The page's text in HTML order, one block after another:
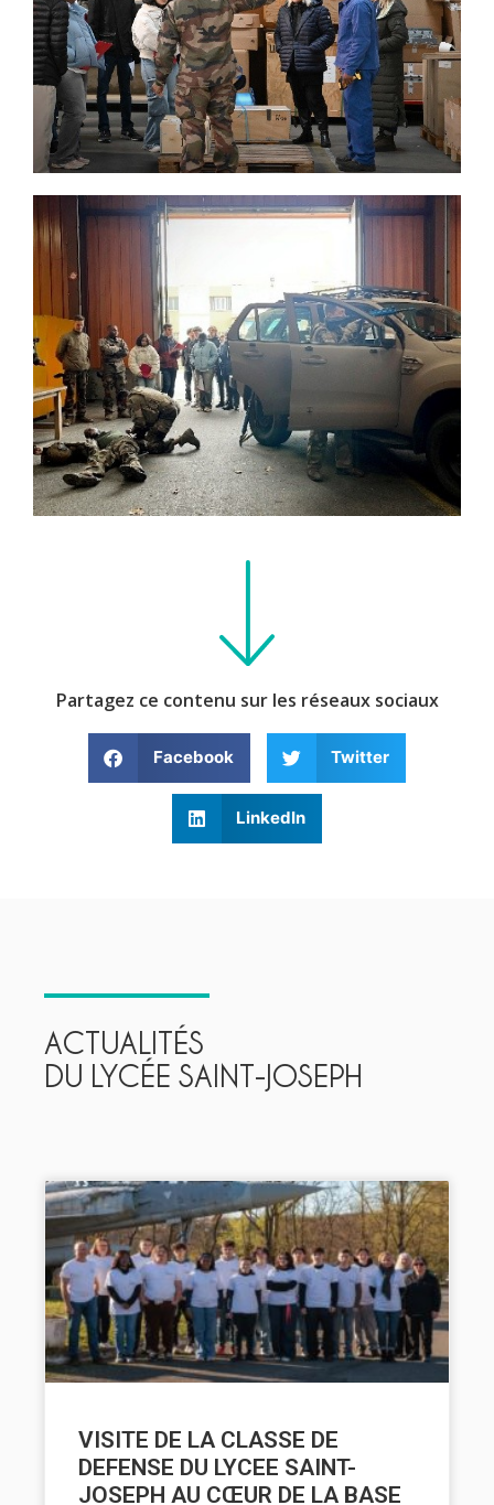
Partagez ce contenu sur les réseaux sociaux
Facebook Twitter
LinkedIn
ACTUALITÉS
DU LYCÉE SAINT-JOSEPH
VISITE DE LA CLASSE DE
DEFENSE DU LYCEE SAINT-
JOSEPH AU CŒUR DE LA BASE